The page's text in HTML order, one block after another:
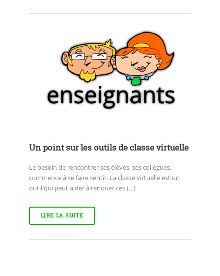
Un point sur les outils de classe virtuelle
Le besoin de rencontrer ses élèves, ses collègues,
commence à se faire sentir. La classe virtuelle est un
outil qui peut aider à renouer ces (…)
LIRE LA SUITE